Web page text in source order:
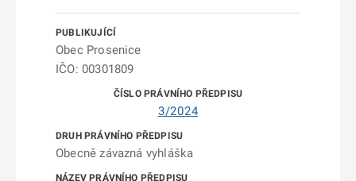
Obec Prosenice
IČO: 00301809
3/2024
Obecně závazná vyhláška